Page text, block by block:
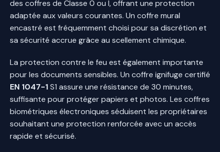
des coffres de Classe 0 ou I, offrant une protection
adaptée aux valeurs courantes. Un coffre mural
encastré est fréquemment choisi pour sa discrétion et
sa sécurité accrue grâce au scellement chimique.
La protection contre le feu est également importante
pour les documents sensibles. Un coffre ignifuge certifié
EN 1047-1S1 assure une résistance de 30 minutes,
suffisante pour protéger papiers et photos. Les coffres
biométriques électroniques séduisent les propriétaires
souhaitant une protection renforcée avec un accès
rapide et sécurisé.